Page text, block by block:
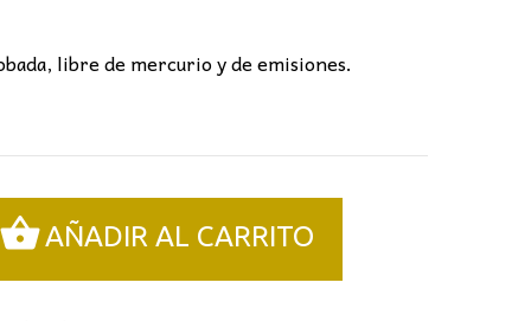
libre de mercurio y de emisiones.
AÑADIR AL CARRITO